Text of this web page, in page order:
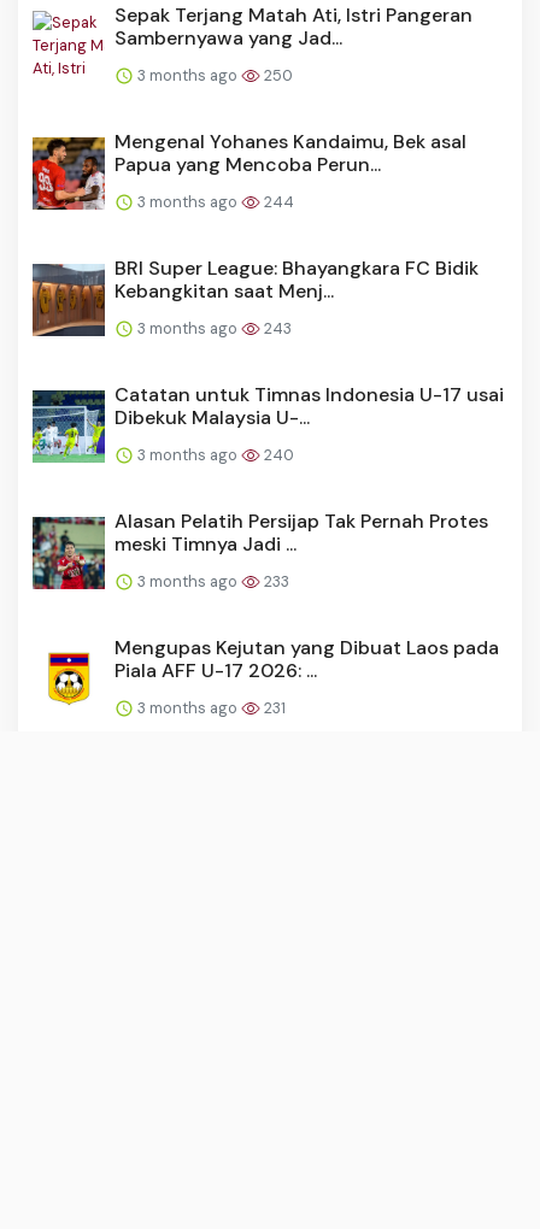
Sepak Terjang Matah Ati, Istri Pangeran
Sambernyawa yang Jad...
3 months ago 250
Mengenal Yohanes Kandaimu, Bek asal
Papua yang Mencoba Perun...
3 months ago 244
BRI Super League: Bhayangkara FC Bidik
Kebangkitan saat Menj...
3 months ago 243
Catatan untuk Timnas Indonesia U-17 usai
Dibekuk Malaysia U-...
3 months ago 240
Alasan Pelatih Persijap Tak Pernah Protes
meski Timnya Jadi ...
3 months ago 233
Mengupas Kejutan yang Dibuat Laos pada
Piala AFF U-17 2026: ...
3 months ago 231